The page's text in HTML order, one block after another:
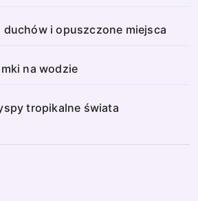
duchów i opuszczone miejsca
na wodzie
tropikalne świata